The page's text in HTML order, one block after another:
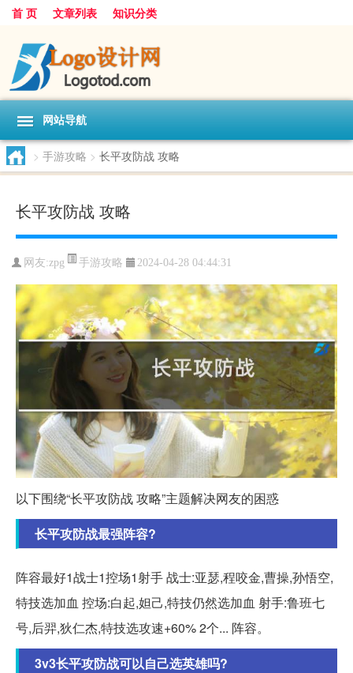
首 页 文章列表 知识分类
网站导航
> 手游攻略 > 长平攻防战 攻略
长平攻防战 攻略
网友:zpg 手游攻略 2024-04-28 04:44:31
以下围绕“长平攻防战 攻略”主题解决网友的困惑
长平攻防战最强阵容?
阵容最好1战士1控场1射手 战士:亚瑟,程咬金,曹操,孙悟空,
特技选加血 控场:白起,妲己,特技仍然选加血 射手:鲁班七
号,后羿,狄仁杰,特技选攻速+60% 2个... 阵容。
3v3长平攻防战可以自己选英雄吗?